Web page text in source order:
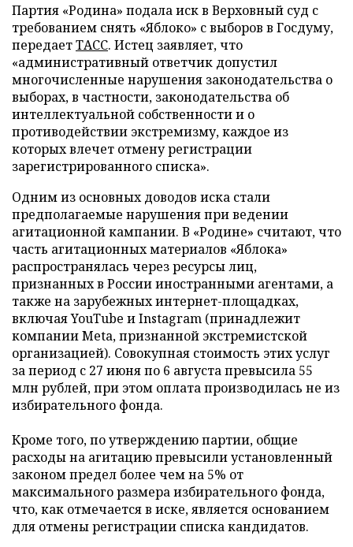
Партия «Родина» подала иск в Верховный суд с
требованием снять «Яблоко» с выборов в Госдуму,
передаетТАСС. Истец заявляет, что
«административный ответчик допустил
многочисленные нарушения законодательства о
выборах, в частности, законодательства об
интеллектуальной собственности и о
противодействии экстремизму, каждое из
которых влечет отмену регистрации
зарегистрированного списка».
Одним из основных доводов иска стали
предполагаемые нарушения при ведении
агитационной кампании. В «Родине» считают, что
часть агитационных материалов «Яблока»
распространялась через ресурсы лиц,
признанных в России иностранными агентами, а
также на зарубежных интернет-площадках,
включая YouTube и Instagram (принадлежит
компании Meta, признанной экстремистской
организацией). Совокупная стоимость этих услуг
за период с 27 июня по 6 августа превысила 55
млн рублей, при этом оплата производилась не из
избирательного фонда.
Кроме того, по утверждению партии, общие
расходы на агитацию превысили установленный
законом предел более чем на 5% от
максимального размера избирательного фонда,
что, как отмечается в иске, является основанием
для отмены регистрации списка кандидатов.